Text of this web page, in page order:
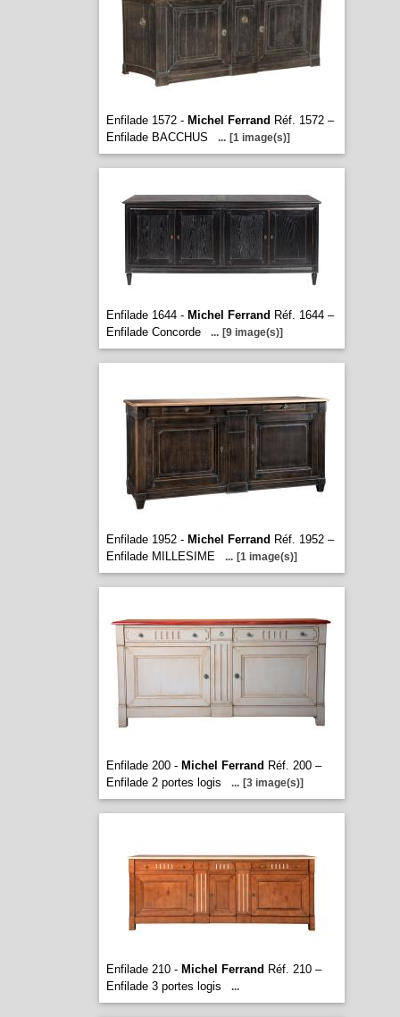
Enfilade 1572 - Michel Ferrand Réf. 1572 –
Enfilade BACCHUS
... [1 image(s)]
Enfilade 1644 - Michel Ferrand Réf. 1644 –
Enfilade Concorde
... [9 image(s)]
Enfilade 1952 - Michel Ferrand Réf. 1952 –
Enfilade MILLESIME
... [1 image(s)]
Enfilade 200 - Michel Ferrand Réf. 200 –
Enfilade 2 portes logis
... [3 image(s)]
Enfilade 210 - Michel Ferrand Réf. 210 –
Enfilade 3 portes logis
...